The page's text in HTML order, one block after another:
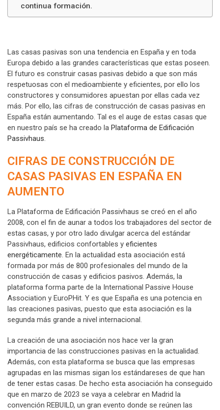
continua formación.
Las casas pasivas son una tendencia en España y en toda
Europa debido a las grandes características que estas poseen.
El futuro es construir casas pasivas debido a que son más
respetuosas con el medioambiente y eficientes, por ello los
constructores y consumidores apuestan por ellas cada vez
más. Por ello, las cifras de construcción de casas pasivas en
España están aumentando. Tal es el auge de estas casas que
en nuestro país se ha creado la Plataforma de Edificación
Passivhaus.
CIFRAS DE CONSTRUCCIÓN DE
CASAS PASIVAS EN ESPAÑA EN
AUMENTO
La Plataforma de Edificación Passivhaus se creó en el año
2008, con el fin de aunar a todos los trabajadores del sector de
estas casas, y por otro lado divulgar acerca del estándar
Passivhaus, edificios confortables y eficientes
energéticamente. En la actualidad esta asociación está
formada por más de 800 profesionales del mundo de la
construcción de casas y edificios pasivos. Además, la
plataforma forma parte de la International Passive House
Association y EuroPHit. Y es que España es una potencia en
las creaciones pasivas, puesto que esta asociación es la
segunda más grande a nivel internacional.
La creación de una asociación nos hace ver la gran
importancia de las construcciones pasivas en la actualidad.
Además, con esta plataforma se busca que las empresas
agrupadas en las mismas sigan los estándareses de que han
de tener estas casas. De hecho esta asociación ha conseguido
que en marzo de 2023 se vaya a celebrar en Madrid la
convención REBUILD, un gran evento donde se reúnen las